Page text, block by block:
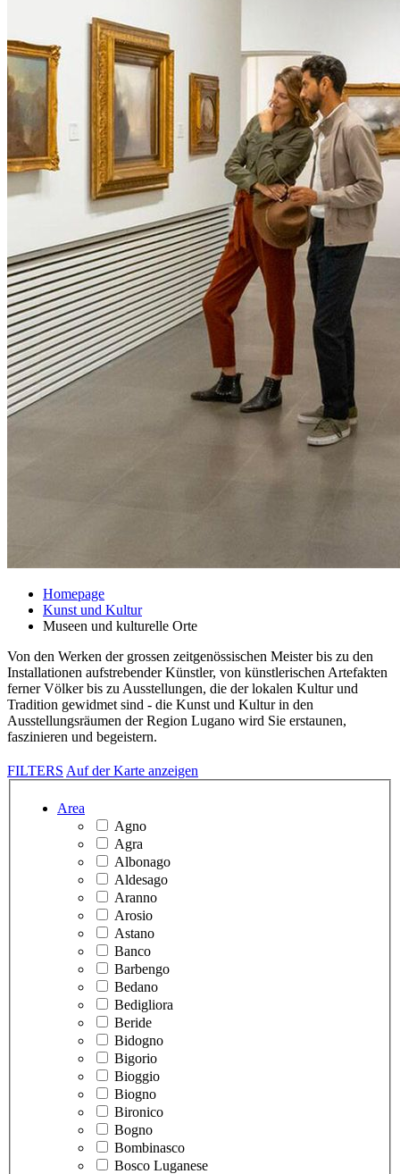
Homepage
Kunst und Kultur
Museen und kulturelle Orte
Von den Werken der grossen zeitgenössischen Meister bis zu den
Installationen aufstrebender Künstler, von künstlerischen Artefakten
ferner Völker bis zu Ausstellungen, die der lokalen Kultur und
Tradition gewidmet sind - die Kunst und Kultur in den
Ausstellungsräumen der Region Lugano wird Sie erstaunen,
faszinieren und begeistern.
FILTERS Auf der Karte anzeigen
Area
Agno
Agra
Albonago
Aldesago
Aranno
Arosio
Astano
Banco
Barbengo
Bedano
Bedigliora
Beride
Bidogno
Bigorio
Bioggio
Biogno
Bironico
Bogno
Bombinasco
Bosco Luganese